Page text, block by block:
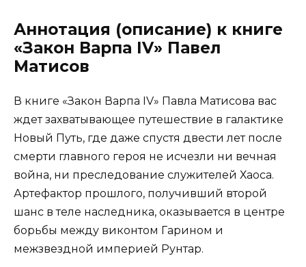
Аннотация (описание) к книге
«Закон Варпа IV» Павел
Матисов
В книге «Закон Варпа IV» Павла Матисова вас
ждет захватывающее путешествие в галактике
Новый Путь, где даже спустя двести лет после
смерти главного героя не исчезли ни вечная
война, ни преследование служителей Хаоса.
Артефактор прошлого, получивший второй
шанс в теле наследника, оказывается в центре
борьбы между виконтом Гарином и
межзвездной империей Рунтар.